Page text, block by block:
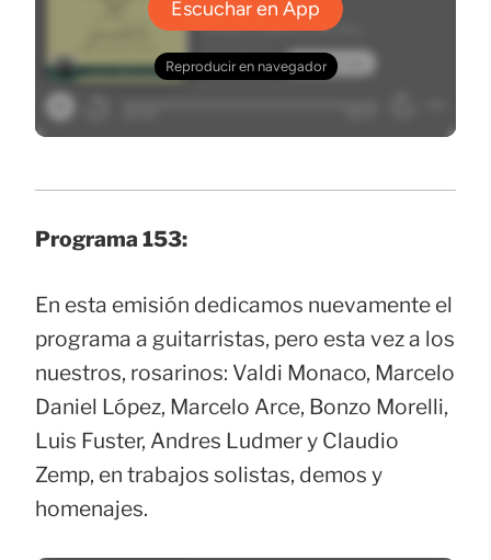
Programa 153:
En esta emisión dedicamos nuevamente el
programa a guitarristas, pero esta vez a los
nuestros, rosarinos: Valdi Monaco, Marcelo
Daniel López, Marcelo Arce, Bonzo Morelli,
Luis Fuster, Andres Ludmer y Claudio
Zemp, en trabajos solistas, demos y
homenajes.